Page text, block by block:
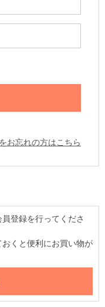
お忘れの方はこちら
登録を行ってくださ
くと便利にお買い物が